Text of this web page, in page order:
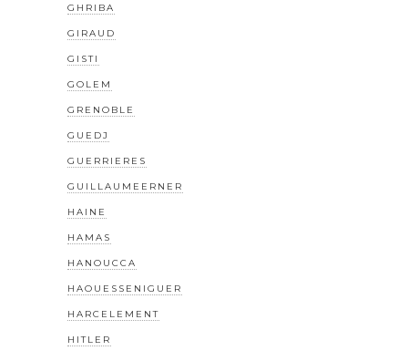
GHRIBA
GIRAUD
GISTI
GOLEM
GRENOBLE
GUEDJ
GUERRIERES
GUILLAUMEERNER
HAINE
HAMAS
HANOUCCA
HAOUESSENIGUER
HARCELEMENT
HITLER